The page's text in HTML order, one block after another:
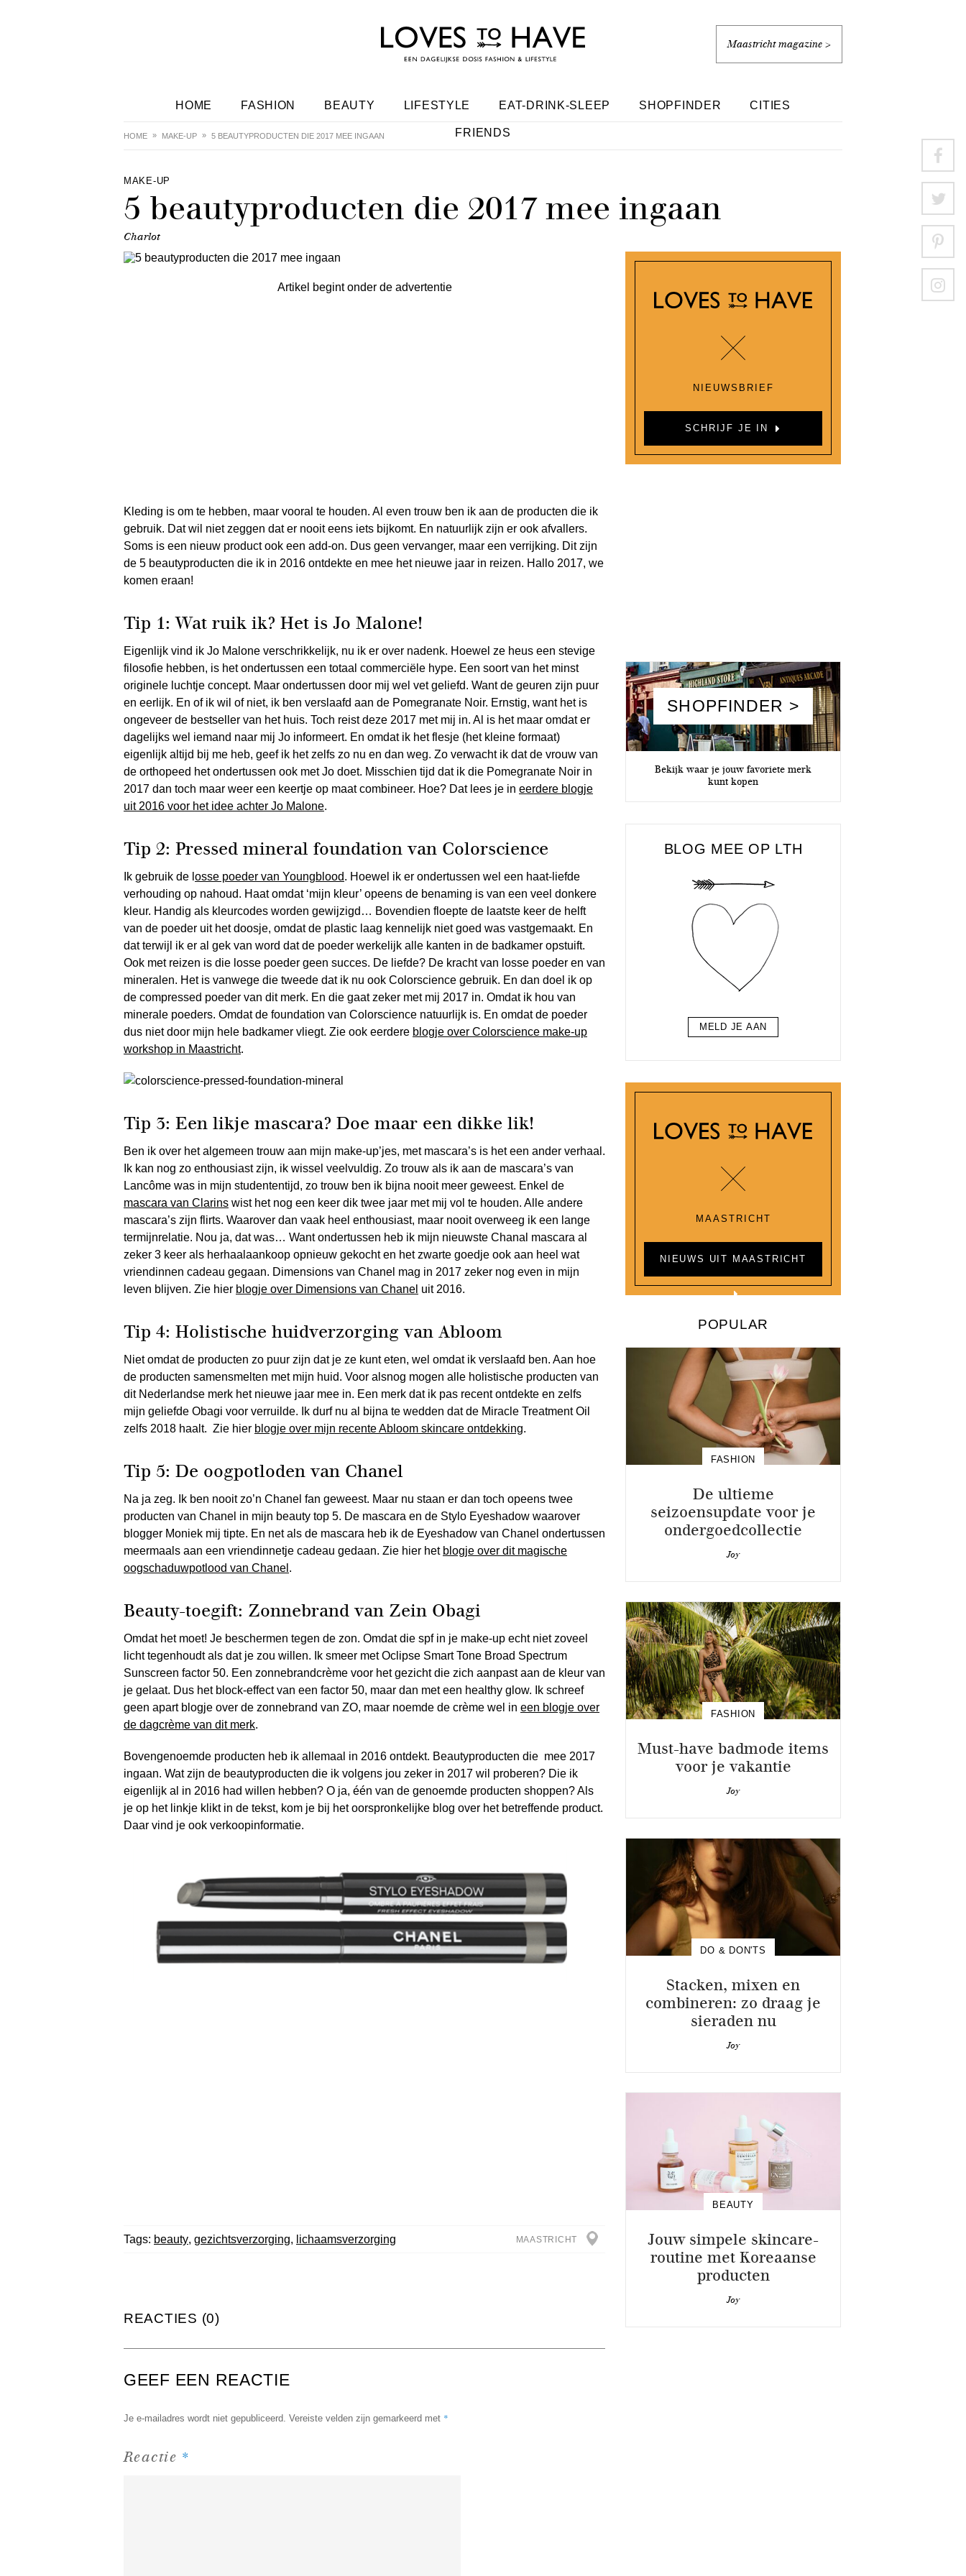
Maastricht magazine >
HOME FASHION BEAUTY LIFESTYLE EAT-DRINK-SLEEP SHOPFINDER CITIES
FRIENDS
HOME MAKE-UP 5 BEAUTYPRODUCTEN DIE 2017 MEE INGAAN
MAKE-UP
5 beautyproducten die 2017 mee ingaan
Charlot
Artikel begint onder de advertentie
Kleding is om te hebben, maar vooral te houden. Al even trouw ben ik aan de producten die ik
gebruik. Dat wil niet zeggen dat er nooit eens iets bijkomt. En natuurlijk zijn er ook afvallers.
Soms is een nieuw product ook een add-on. Dus geen vervanger, maar een verrijking. Dit zijn
de 5 beautyproducten die ik in 2016 ontdekte en mee het nieuwe jaar in reizen. Hallo 2017, we
komen eraan!
Tip 1: Wat ruik ik? Het is Jo Malone!
Eigenlijk vind ik Jo Malone verschrikkelijk, nu ik er over nadenk. Hoewel ze heus een stevige
filosofie hebben, is het ondertussen een totaal commerciële hype. Een soort van het minst
originele luchtje concept. Maar ondertussen door mij wel vet geliefd. Want de geuren zijn puur
en eerlijk. En of ik wil of niet, ik ben verslaafd aan de Pomegranate Noir. Ernstig, want het is
ongeveer de bestseller van het huis. Toch reist deze 2017 met mij in. Al is het maar omdat er
dagelijks wel iemand naar mij Jo informeert. En omdat ik het flesje (het kleine formaat)
eigenlijk altijd bij me heb, geef ik het zelfs zo nu en dan weg. Zo verwacht ik dat de vrouw van
de orthopeed het ondertussen ook met Jo doet. Misschien tijd dat ik die Pomegranate Noir in
2017 dan toch maar weer een keertje op maat combineer. Hoe? Dat lees je in eerdere blogje
uit 2016 voor het idee achter Jo Malone.
Tip 2: Pressed mineral foundation van Colorscience
Ik gebruik de l osse poeder van Youngblood. Hoewel ik er ondertussen wel een haat-liefde
verhouding op nahoud. Haat omdat ‘mijn kleur’ opeens de benaming is van een veel donkere
kleur. Handig als kleurcodes worden gewijzigd… Bovendien floepte de laatste keer de helft
van de poeder uit het doosje, omdat de plastic laag kennelijk niet goed was vastgemaakt. En
dat terwijl ik er al gek van word dat de poeder werkelijk alle kanten in de badkamer opstuift.
Ook met reizen is die losse poeder geen succes. De liefde? De kracht van losse poeder en van
mineralen. Het is vanwege die tweede dat ik nu ook Colorscience gebruik. En dan doel ik op
de compressed poeder van dit merk. En die gaat zeker met mij 2017 in. Omdat ik hou van
minerale poeders. Omdat de foundation van Colorscience natuurlijk is. En omdat de poeder
dus niet door mijn hele badkamer vliegt. Zie ook eerdere blogje over Colorscience make-up
workshop in Maastricht.
Tip 3: Een likje mascara? Doe maar een dikke lik!
Ben ik over het algemeen trouw aan mijn make-up’jes, met mascara’s is het een ander verhaal.
Ik kan nog zo enthousiast zijn, ik wissel veelvuldig. Zo trouw als ik aan de mascara’s van
Lancôme was in mijn studententijd, zo trouw ben ik bijna nooit meer geweest. Enkel de
mascara van Clarins wist het nog een keer dik twee jaar met mij vol te houden. Alle andere
mascara’s zijn flirts. Waarover dan vaak heel enthousiast, maar nooit overweeg ik een lange
termijnrelatie. Nou ja, dat was… Want ondertussen heb ik mijn nieuwste Chanal mascara al
zeker 3 keer als herhaalaankoop opnieuw gekocht en het zwarte goedje ook aan heel wat
vriendinnen cadeau gegaan. Dimensions van Chanel mag in 2017 zeker nog even in mijn
leven blijven. Zie hier blogje over Dimensions van Chanel uit 2016.
Tip 4: Holistische huidverzorging van Abloom
Niet omdat de producten zo puur zijn dat je ze kunt eten, wel omdat ik verslaafd ben. Aan hoe
de producten samensmelten met mijn huid. Voor alsnog mogen alle holistische producten van
dit Nederlandse merk het nieuwe jaar mee in. Een merk dat ik pas recent ontdekte en zelfs
mijn geliefde Obagi voor verruilde. Ik durf nu al bijna te wedden dat de Miracle Treatment Oil
zelfs 2018 haalt. Zie hier blogje over mijn recente Abloom skincare ontdekking.
Tip 5: De oogpotloden van Chanel
Na ja zeg. Ik ben nooit zo’n Chanel fan geweest. Maar nu staan er dan toch opeens twee
producten van Chanel in mijn beauty top 5. De mascara en de Stylo Eyeshadow waarover
blogger Moniek mij tipte. En net als de mascara heb ik de Eyeshadow van Chanel ondertussen
meermaals aan een vriendinnetje cadeau gedaan. Zie hier het blogje over dit magische
oogschaduwpotlood van Chanel .
Beauty-toegift: Zonnebrand van Zein Obagi
Omdat het moet! Je beschermen tegen de zon. Omdat die spf in je make-up echt niet zoveel
licht tegenhoudt als dat je zou willen. Ik smeer met Oclipse Smart Tone Broad Spectrum
Sunscreen factor 50. Een zonnebrandcrème voor het gezicht die zich aanpast aan de kleur van
je gelaat. Dus het block-effect van een factor 50, maar dan met een healthy glow. Ik schreef
geen apart blogje over de zonnebrand van ZO, maar noemde de crème wel in een blogje over
de dagcrème van dit merk.
Bovengenoemde producten heb ik allemaal in 2016 ontdekt. Beautyproducten die mee 2017
ingaan. Wat zijn de beautyproducten die ik volgens jou zeker in 2017 wil proberen? Die ik
eigenlijk al in 2016 had willen hebben? O ja, één van de genoemde producten shoppen? Als
je op het linkje klikt in de tekst, kom je bij het oorspronkelijke blog over het betreffende product.
Daar vind je ook verkoopinformatie.
Tags: beauty, gezichtsverzorging, lichaamsverzorging MAASTRICHT
REACTIES (0)
GEEF EEN REACTIE
Je e-mailadres wordt niet gepubliceerd. Vereiste velden zijn gemarkeerd met *
Reactie *
NIEUWSBRIEF
SCHRIJF JE IN
SHOPFINDER >
Bekijk waar je jouw favoriete merk
kunt kopen
BLOG MEE OP LTH
MELD JE AAN
MAASTRICHT
NIEUWS UIT MAASTRICHT
POPULAR
FASHION
De ultieme
seizoensupdate voor je
ondergoedcollectie
Joy
FASHION
Must-have badmode items
voor je vakantie
Joy
DO & DON'TS
Stacken, mixen en
combineren: zo draag je
sieraden nu
Joy
BEAUTY
Jouw simpele skincare-
routine met Koreaanse
producten
Joy